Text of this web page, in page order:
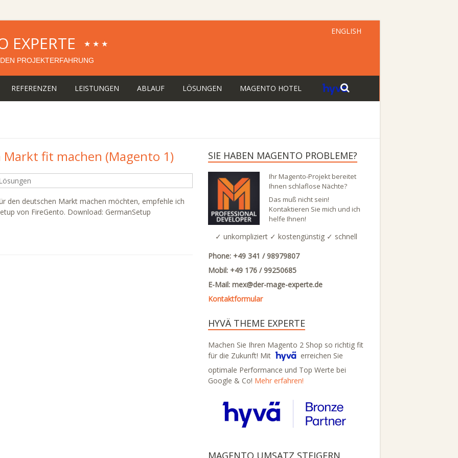
EXPERTE ★★★
PROJEKTERFAHRUNG
ENGLISH
REFERENZEN LEISTUNGEN ABLAUF LÖSUNGEN MAGENTO HOTEL
fit machen (Magento 1)
den deutschen Markt machen möchten, empfehle ich
von FireGento. Download: GermanSetup
SIE HABEN MAGENTO PROBLEME?
Ihr Magento-Projekt bereitet
Ihnen schlaflose Nächte?
Das muß nicht sein!
Kontaktieren Sie mich und ich
helfe Ihnen!
✓ unkompliziert ✓ kostengünstig ✓ schnell
Phone: +49 341 / 98979807
Mobil: +49 176 / 99250685
E-Mail: mex@der-mage-experte.de
Kontaktformular
HYVÄ THEME EXPERTE
Machen Sie Ihren Magento 2 Shop so richtig fit
für die Zukunft! Mit
erreichen Sie
optimale Performance und Top Werte bei
Google & Co! Mehr erfahren!
MAGENTO UMSATZ STEIGERN